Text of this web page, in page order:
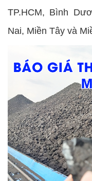
TP.HCM, Bình
Nai, Miền Tây và